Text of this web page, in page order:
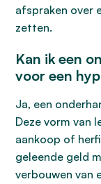
afspraken over
zetten.
Kan ik een
voor een
Ja, een
Deze vorm van
aankoop of
geleende geld
verbouwen van